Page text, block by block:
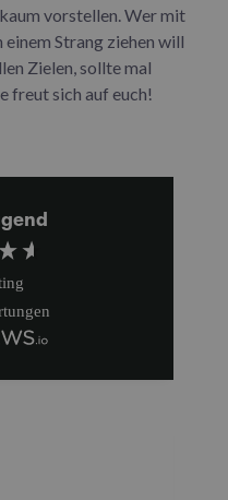
vorstellen. Wer mit
Strang ziehen will
Zielen, sollte mal
freut sich auf euch!